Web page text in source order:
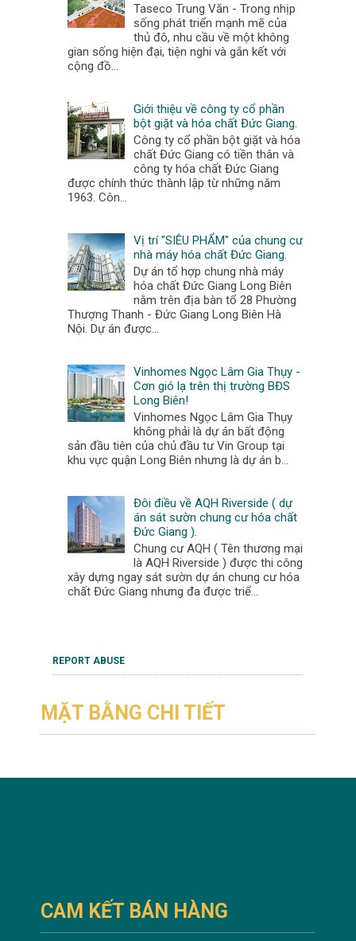
Taseco Trung Văn - Trong nhịp
sống phát triển mạnh mẽ của
thủ đô, nhu cầu về một không
gian sống hiện đại, tiện nghi và gắn kết với
cộng đồ...
Giới thiệu về công ty cổ phần
bột giặt và hóa chất Đức Giang.
Công ty cổ phần bột giặt và hóa
chất Đức Giang có tiền thân và
công ty hóa chất Đức Giang
được chính thức thành lập từ những năm
1963. Côn...
Vị trí "SIÊU PHẨM" của chung cư
nhà máy hóa chất Đức Giang.
Dự án tổ hợp chung nhà máy
hóa chất Đức Giang Long Biên
nằm trên địa bàn tổ 28 Phường
Thượng Thanh - Đức Giang Long Biên Hà
Nội. Dự án được...
Vinhomes Ngọc Lâm Gia Thụy -
Cơn gió lạ trên thị trường BĐS
Long Biên!
Vinhomes Ngọc Lâm Gia Thụy
không phải là dự án bất động
sản đầu tiên của chủ đầu tư Vin Group tại
khu vực quận Long Biên nhưng là dự án b...
Đôi điều về AQH Riverside ( dự
án sát sườn chung cư hóa chất
Đức Giang ).
Chung cư AQH ( Tên thương mại
là AQH Riverside ) được thi công
xây dựng ngay sát sườn dự án chung cư hóa
chất Đức Giang nhưng đa được triể...
REPORT ABUSE
MẶT BẰNG CHI TIẾT
CAM KẾT BÁN HÀNG